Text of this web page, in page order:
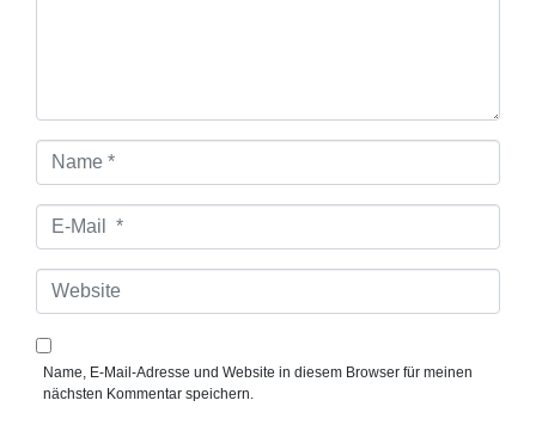
*s
Name, E-Mail-Adresse und Website in diesem Browser für meinen
nächsten Kommentar speichern.